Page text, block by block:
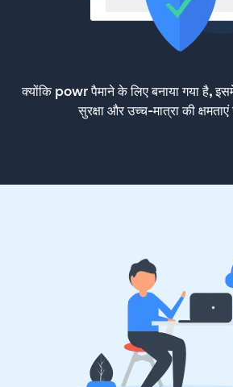
क्योंकि powr पैमाने के लिए बनाया गया है,
सुरक्षा और उच्च-मात्रा की